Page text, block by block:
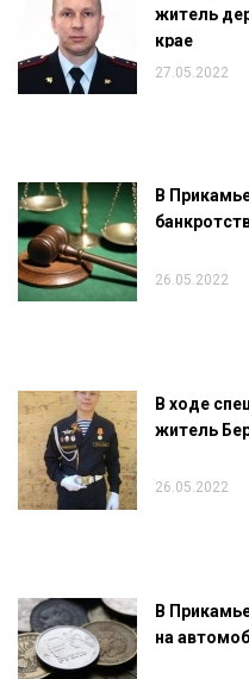
житель
крае
27.05.2022
В
26.05.2022
В ходе
житель
26.05.2022
В
на